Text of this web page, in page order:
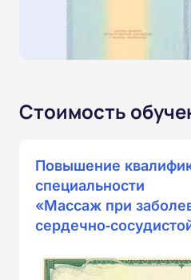
Стоимость
Повышение
специальности
«Массаж при